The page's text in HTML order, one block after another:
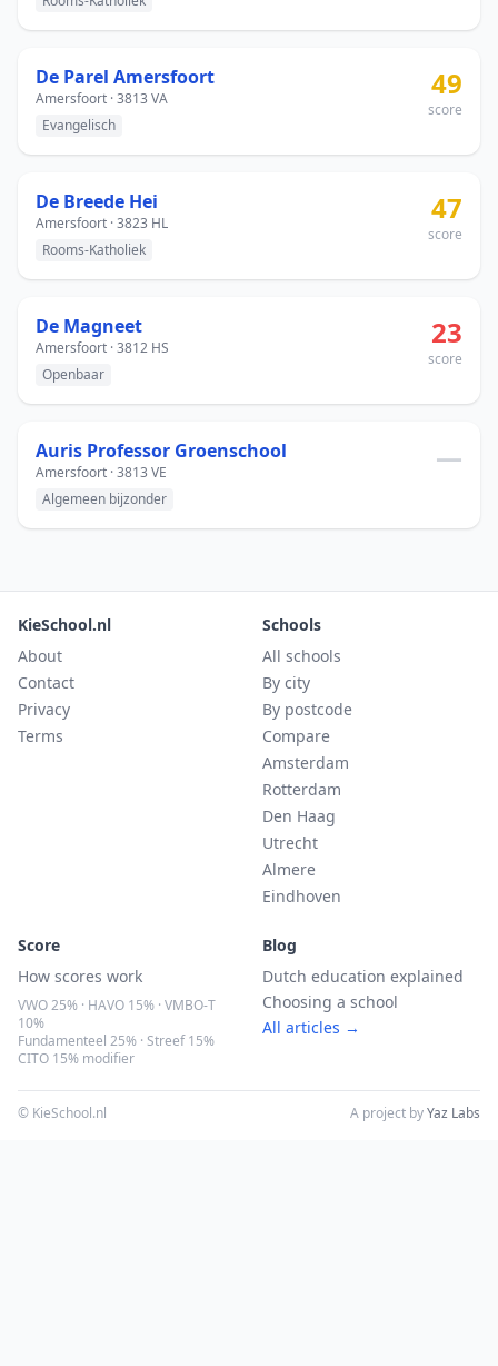
De Parel Amersfoort
Amersfoort · 3813 VA
Evangelisch
49
score
De Breede Hei
Amersfoort · 3823 HL
Rooms-Katholiek
47
score
De Magneet
Amersfoort · 3812 HS
Openbaar
23
score
Auris Professor Groenschool
Amersfoort · 3813 VE
Algemeen bijzonder
—
KieSchool.nl
About
Contact
Privacy
Terms
Schools
All schools
By city
By postcode
Compare
Amsterdam
Rotterdam
Den Haag
Utrecht
Almere
Eindhoven
Score
How scores work
VWO 25% · HAVO 15% · VMBO-T
10%
Fundamenteel 25% · Streef 15%
CITO 15% modifier
Blog
Dutch education explained
Choosing a school
All articles →
© KieSchool.nl A project byYaz Labs